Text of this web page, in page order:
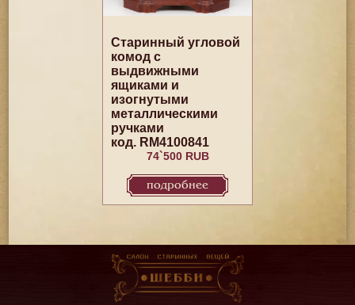
Старинный угловой
комод с
выдвижными
ящиками и
изогнутыми
металлическими
ручками
код. RM4100841
74`500 RUB
подробнее